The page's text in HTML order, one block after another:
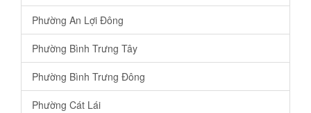
Phường An Lợi Đông
Phường Bình Trưng Tây
Phường Bình Trưng Đông
Phường Cát Lái